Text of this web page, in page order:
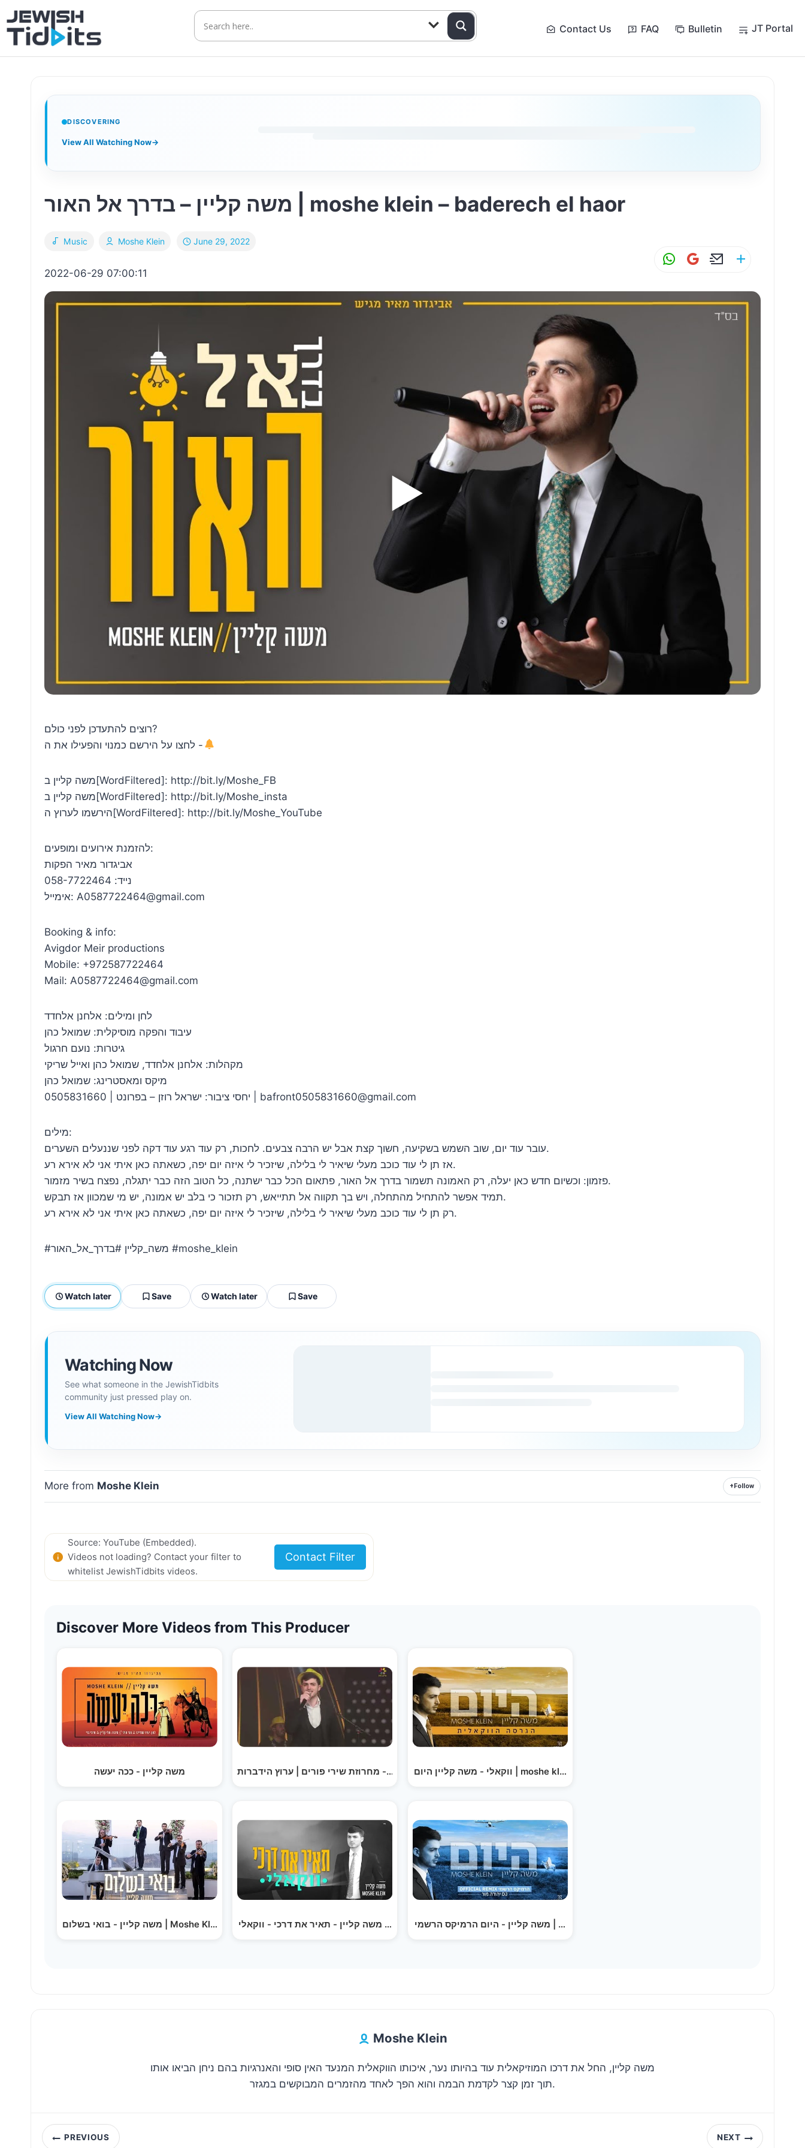
Skip
to
content
Contact Us FAQ Bulletin JT Portal
DISCOVERING
View All Watching Now→
Music
משה קליין – בדרך אל האור | moshe klein – baderech el haor
Moshe Klein June 29, 2022
2022-06-29 07:00:11
W
at
G
ai
l
E
ai ar
רוצים להתעדכן לפני כולם?
לחצו על הירשם כמנוי והפעילו את ה -
משה קליין ב[WordFiltered]: http://bit.ly/Moshe_FB
משה קליין ב[WordFiltered]: http://bit.ly/Moshe_insta
הירשמו לערוץ ה[WordFiltered]: http://bit.ly/Moshe_YouTube
להזמנת אירועים ומופעים:
אביגדור מאיר הפקות
נייד: 058-7722464
אימייל: A0587722464@gmail.com
Booking & info:
Avigdor Meir productions
Mobile: +972587722464
Mail: A0587722464@gmail.com
לחן ומילים: אלחנן אלחדד
עיבוד והפקה מוסיקלית: שמואל כהן
גיטרות: נועם חרגול
מקהלות: אלחנן אלחדד, שמואל כהן ואייל שריקי
מיקס ומאסטרינג: שמואל כהן
יחסי ציבור: ישראל רוזן – בפרונט | 0505831660 | bafront0505831660@gmail.com‬
מילים:
עובר עוד יום, שוב השמש בשקיעה, חשוך קצת אבל יש הרבה צבעים. לחכות, רק עוד רגע עוד דקה לפני שננעלים השערים.
אז תן לי עוד כוכב מעלי שיאיר לי בלילה, שיזכיר לי איזה יום יפה, כשאתה כאן איתי אני לא אירא רע.
פזמון: וכשיום חדש כאן יעלה, רק האמונה תשמור בדרך אל האור, פתאום הכל כבר ישתנה, כל הטוב הזה כבר יתגלה, נפצח בשיר מזמור.
תמיד אפשר להתחיל מהתחלה, ויש בך תקווה אל תתייאש, רק תזכור כי בלב יש אמונה, יש מי שמכוון אז תבקש.
רק תן לי עוד כוכב מעלי שיאיר לי בלילה, שיזכיר לי איזה יום יפה, כשאתה כאן איתי אני לא אירא רע.
#משה_קליין #בדרך_אל_האור #moshe_klein
Watch later Save Watch later Save
Watching Now
See what someone in the JewishTidbits
community just pressed play on.
View All Watching Now→
More from Moshe Klein + Follow
Source: YouTube (Embedded).
Videos not loading? Contact your filter to
whitelist JewishTidbits videos.
Contact Filter
Discover More Videos from This Producer
משה קליין - ככה יעשה
משה קליין - בואי בשלום | Moshe Klein - Boee Beshalom…
משה קליין & ישראל סוסנה - מחרוזת שירי פורים | ערוץ הידברות
משה קליין - תאיר את דרכי - ווקאלי | Moshe Klein -…
ווקאלי - משה קליין היום | moshe klein - Today - Acapella
משה קליין - היום הרמיקס הרשמי | moshe klein - Today…
Moshe Klein
משה קליין, החל את דרכו המוזיקאלית עוד בהיותו נער, איכותו הווקאלית המנעד האין סופי והאנרגיות בהם ניחן הביאו אותו
תוך זמן קצר לקדמת הבמה והוא הפך לאחד מהזמרים המבוקשים במגזר.
PostPREVIOUS NEXT